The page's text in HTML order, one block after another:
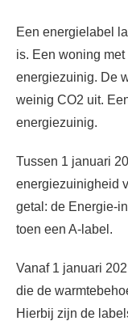
Een energielabel
is. Een woning
energiezuinig. De
weinig CO2 uit.
energiezuinig.
Tussen 1 januari
energiezuinigheid
getal: de Energie-
toen een A-label.
Vanaf 1 januari
die de
Hierbij zijn de